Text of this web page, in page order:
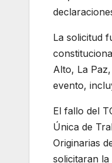
La solicitud
Alto, La
evento,
El fallo del
Única de
Originarias
solicitaran la